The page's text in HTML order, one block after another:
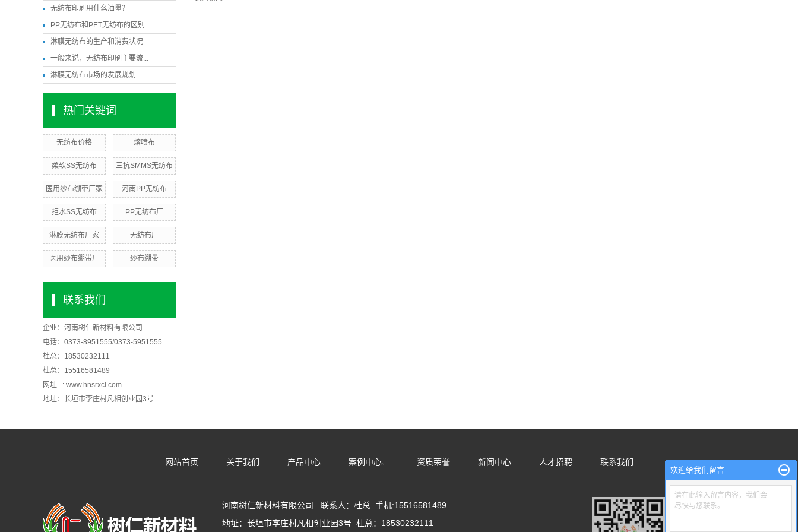
无纺布印刷用什么油墨？
PP无纺布和PET无纺布的区别
淋膜无纺布的生产和消费状况
一般来说，无纺布印刷主要流...
淋膜无纺布市场的发展规划
热门关键词
无纺布价格 熔喷布
柔软SS无纺布 三抗SMMS无纺布
医用纱布绷带厂家 河南PP无纺布
拒水SS无纺布 PP无纺布厂
淋膜无纺布厂家 无纺布厂
医用纱布绷带厂 纱布绷带
联系我们
企业： 河南树仁新材料有限公司
电话：0373-8951555/0373-5951555
杜总：18530232111
杜总：15516581489
网址 : www.hnsrxcl.com
地址：长垣市李庄村凡相创业园3号
网站首页 关于我们 产品中心 案例中心、 资质荣誉 新闻中心 人才招聘 联系我们
河南树仁新材料有限公司 联系人：杜总 手机:15516581489
地址：长垣市李庄村凡相创业园3号 杜总：18530232111
欢迎给我们留言
请在此输入留言内容，我们会
尽快与您联系。